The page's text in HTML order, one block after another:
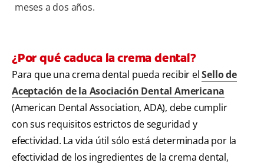
meses a dos años.
¿Por qué caduca la crema dental?
Para que una crema dental pueda recibir elSello de
Aceptación de la Asociación Dental Americana
(American Dental Association, ADA), debe cumplir
con sus requisitos estrictos de seguridad y
efectividad. La vida útil sólo está determinada por la
efectividad de los ingredientes de la crema dental,